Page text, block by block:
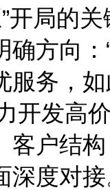
开局的
确方向
服务，
开发高
客户结
深度对